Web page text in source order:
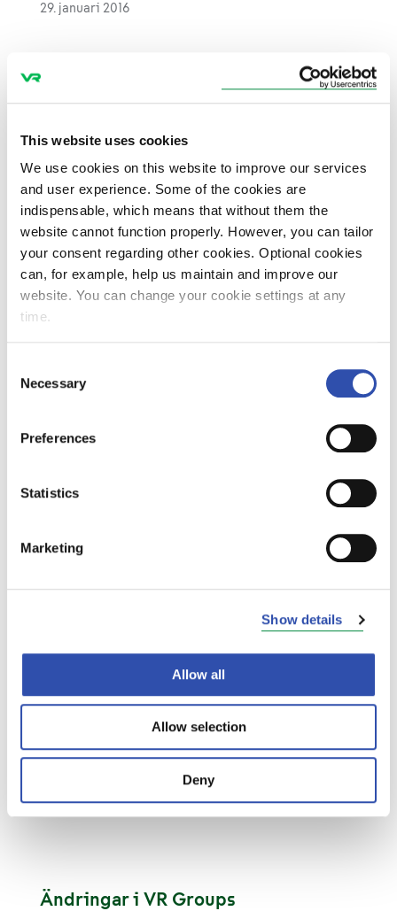
This website uses cookies
We use cookies on this website to improve our services
and user experience. Some of the cookies are
indispensable, which means that without them the
website cannot function properly. However, you can tailor
your consent regarding other cookies. Optional cookies
can, for example, help us maintain and improve our
website. You can change your cookie settings at any
time.
Selection
Necessary
Preferences
Statistics
Marketing
Show details
Allow all
Allow selection
Deny
29. januari 2016
Det för VR Group skräddarsydda
19. januari 2016
VR introducerar Robert's Coffee-
vagnen på tågen
Ändringar i hur biljetter kan köpas
på stationerna
5. januari 2016
sänkta tågbiljettpriser
30. november 2015
Ändringar i VR Groups